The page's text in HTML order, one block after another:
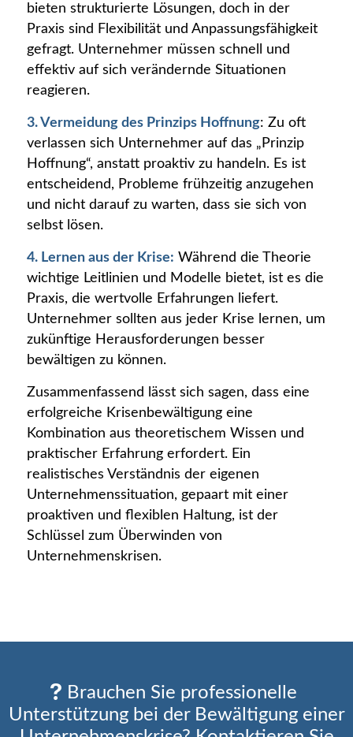
bieten strukturierte Lösungen, doch in der
Praxis sind Flexibilität und Anpassungsfähigkeit
gefragt. Unternehmer müssen schnell und
effektiv auf sich verändernde Situationen
reagieren.
3. Vermeidung des Prinzips Hoffnung: Zu oft
verlassen sich Unternehmer auf das „Prinzip
Hoffnung“, anstatt proaktiv zu handeln. Es ist
entscheidend, Probleme frühzeitig anzugehen
und nicht darauf zu warten, dass sie sich von
selbst lösen.
4. Lernen aus der Krise: Während die Theorie
wichtige Leitlinien und Modelle bietet, ist es die
Praxis, die wertvolle Erfahrungen liefert.
Unternehmer sollten aus jeder Krise lernen, um
zukünftige Herausforderungen besser
bewältigen zu können.
Zusammenfassend lässt sich sagen, dass eine
erfolgreiche Krisenbewältigung eine
Kombination aus theoretischem Wissen und
praktischer Erfahrung erfordert. Ein
realistisches Verständnis der eigenen
Unternehmenssituation, gepaart mit einer
proaktiven und flexiblen Haltung, ist der
Schlüssel zum Überwinden von
Unternehmenskrisen.
Brauchen Sie professionelle
Unterstützung bei der Bewältigung einer